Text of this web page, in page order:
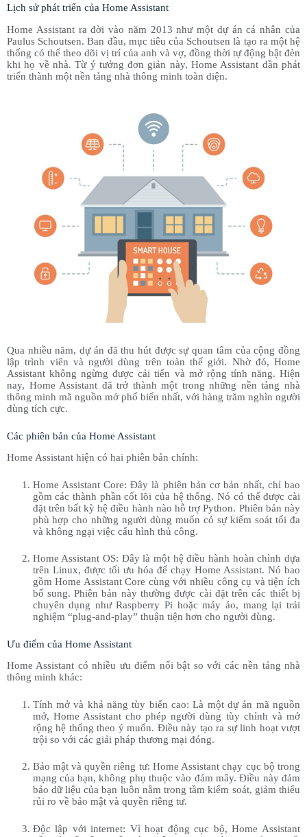
Lịch sử phát triển của Home Assistant
Home Assistant ra đời vào năm 2013 như một dự án cá nhân của
Paulus Schoutsen. Ban đầu, mục tiêu của Schoutsen là tạo ra một hệ
thống có thể theo dõi vị trí của anh và vợ, đồng thời tự động bật đèn
khi họ về nhà. Từ ý tưởng đơn giản này, Home Assistant dần phát
triển thành một nền tảng nhà thông minh toàn diện.
Qua nhiều năm, dự án đã thu hút được sự quan tâm của cộng đồng
lập trình viên và người dùng trên toàn thế giới. Nhờ đó, Home
Assistant không ngừng được cải tiến và mở rộng tính năng. Hiện
nay, Home Assistant đã trở thành một trong những nền tảng nhà
thông minh mã nguồn mở phổ biến nhất, với hàng trăm nghìn người
dùng tích cực.
Các phiên bản của Home Assistant
Home Assistant hiện có hai phiên bản chính:
Home Assistant Core: Đây là phiên bản cơ bản nhất, chỉ bao
gồm các thành phần cốt lõi của hệ thống. Nó có thể được cài
đặt trên bất kỳ hệ điều hành nào hỗ trợ Python. Phiên bản này
phù hợp cho những người dùng muốn có sự kiểm soát tối đa
và không ngại việc cấu hình thủ công.
Home Assistant OS: Đây là một hệ điều hành hoàn chỉnh dựa
trên Linux, được tối ưu hóa để chạy Home Assistant. Nó bao
gồm Home Assistant Core cùng với nhiều công cụ và tiện ích
bổ sung. Phiên bản này thường được cài đặt trên các thiết bị
chuyên dụng như Raspberry Pi hoặc máy ảo, mang lại trải
nghiệm “plug-and-play” thuận tiện hơn cho người dùng.
Ưu điểm của Home Assistant
Home Assistant có nhiều ưu điểm nổi bật so với các nền tảng nhà
thông minh khác:
Tính mở và khả năng tùy biến cao: Là một dự án mã nguồn
mở, Home Assistant cho phép người dùng tùy chỉnh và mở
rộng hệ thống theo ý muốn. Điều này tạo ra sự linh hoạt vượt
trội so với các giải pháp thương mại đóng.
Bảo mật và quyền riêng tư: Home Assistant chạy cục bộ trong
mạng của bạn, không phụ thuộc vào đám mây. Điều này đảm
bảo dữ liệu của bạn luôn nằm trong tầm kiểm soát, giảm thiểu
rủi ro về bảo mật và quyền riêng tư.
Độc lập với internet: Vì hoạt động cục bộ, Home Assistant